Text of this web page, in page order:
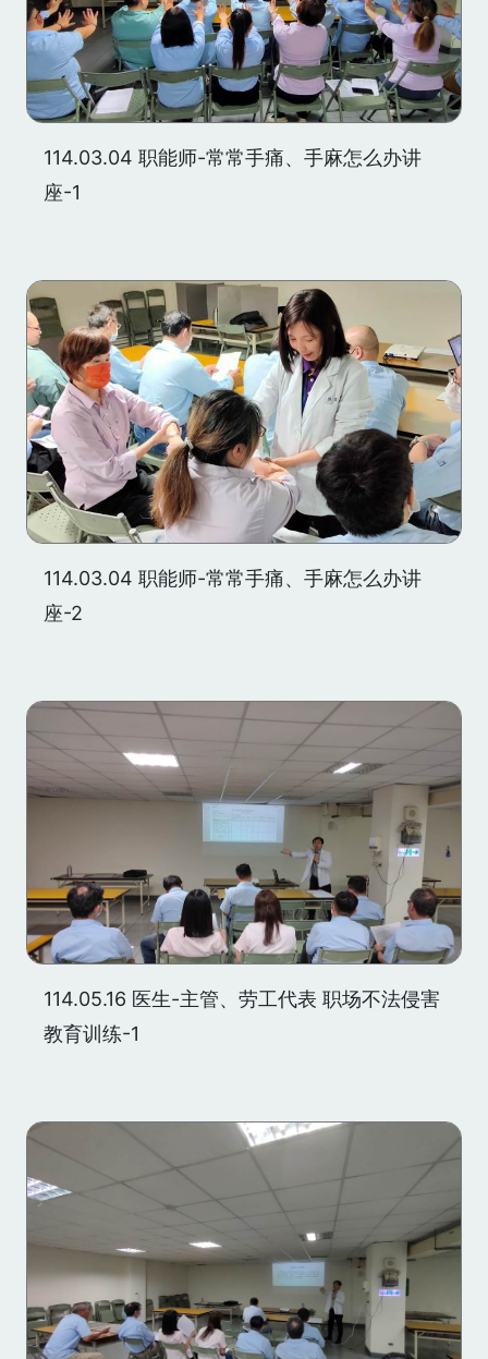
114.03.04 职能师-常常手痛、手麻怎么办讲
座-1
114.03.04 职能师-常常手痛、手麻怎么办讲
座-2
114.05.16 医生-主管、劳工代表 职场不法侵害
教育训练-1